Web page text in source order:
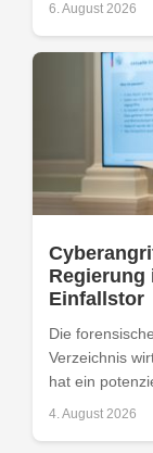
6. August 2026
Einfallstor
Die
Verzeichnis
hat ein
4. August 2026